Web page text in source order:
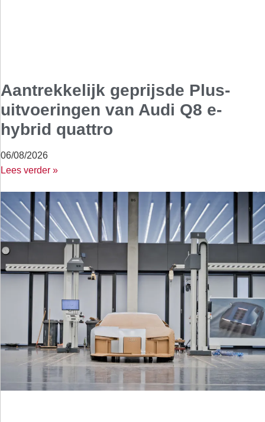
Aantrekkelijk geprijsde Plus-
uitvoeringen van Audi Q8 e-
hybrid quattro
06/08/2026
Lees verder »